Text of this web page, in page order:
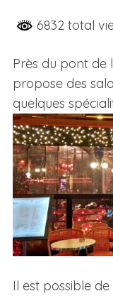
6832 total
Près du pont de
propose des
quelques
Il est possible